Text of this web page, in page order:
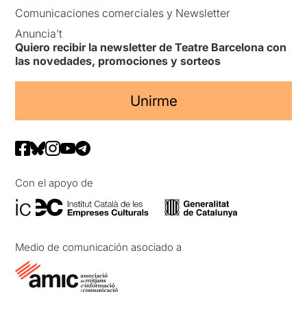
Comunicaciones comerciales y Newsletter
Anuncia’t
Quiero recibir la newsletter de Teatre Barcelona con
las novedades, promociones y sorteos
Unirme
Con el apoyo de
Medio de comunicación asociado a